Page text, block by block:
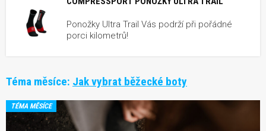
Ponožky Ultra Trail Vás podrží při pořádné
porci kilometrů!
Téma měsíce: Jak vybrat běžecké boty
TÉMA MĚSÍCE